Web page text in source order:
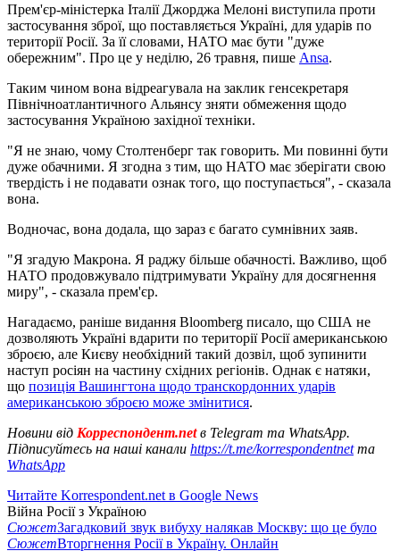
Прем'єр-міністерка Італії Джорджа Мелоні виступила проти
застосування зброї, що поставляється Україні, для ударів по
території Росії. За її словами, НАТО має бути "дуже
обережним". Про це у неділю, 26 травня, пише Ansa.
Таким чином вона відреагувала на заклик генсекретаря
Північноатлантичного Альянсу зняти обмеження щодо
застосування Україною західної техніки.
"Я не знаю, чому Столтенберг так говорить. Ми повинні бути
дуже обачними. Я згодна з тим, що НАТО має зберігати свою
твердість і не подавати ознак того, що поступається", - сказала
вона.
Водночас, вона додала, що зараз є багато сумнівних заяв.
"Я згадую Макрона. Я раджу більше обачності. Важливо, щоб
НАТО продовжувало підтримувати Україну для досягнення
миру", - сказала прем'єр.
Нагадаємо, раніше видання Bloomberg писало, що США не
дозволяють Україні вдарити по території Росії американською
зброєю, але Києву необхідний такий дозвіл, щоб зупинити
наступ росіян на частину східних регіонів. Однак є натяки,
що позиція Вашингтона щодо транскордонних ударів
американською зброєю може змінитися.
Новини від Корреспондент.netв Telegram та WhatsApp.
Підписуйтесь на наші канали https://t.me/korrespondentnetта
WhatsApp
Читайте Korrespondent.net в Google News
Війна Росії з Україною
СюжетЗагадковий звук вибуху налякав Москву: що це було
СюжетВторгнення Росії в Україну. Онлайн